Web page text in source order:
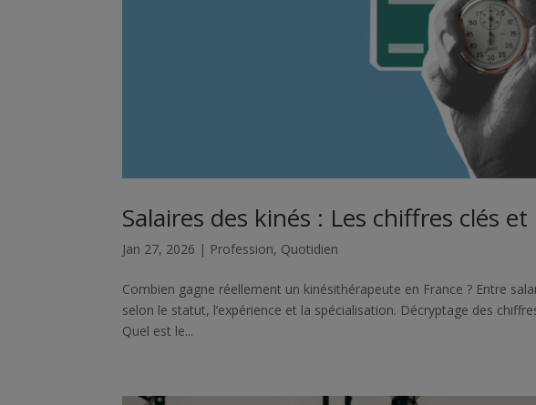
Salaires des kinés : Les chiffres clés
Jan 27, 2026 | Profession, Quotidien
Combien gagne réellement un kinésithérapeute en France ? Entre
selon le statut, l’expérience et la spécialisation. Décryptage des
Quel est le...